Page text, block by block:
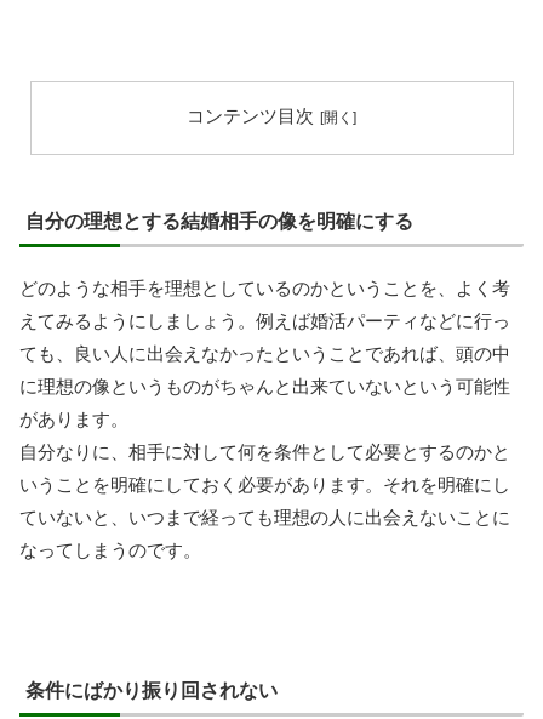
コンテンツ目次
自分の理想とする結婚相手の像を明確にする
どのような相手を理想としているのかということを、よく考
えてみるようにしましょう。例えば婚活パーティなどに行っ
ても、良い人に出会えなかったということであれば、頭の中
に理想の像というものがちゃんと出来ていないという可能性
があります。
自分なりに、相手に対して何を条件として必要とするのかと
いうことを明確にしておく必要があります。それを明確にし
ていないと、いつまで経っても理想の人に出会えないことに
なってしまうのです。
条件にばかり振り回されない